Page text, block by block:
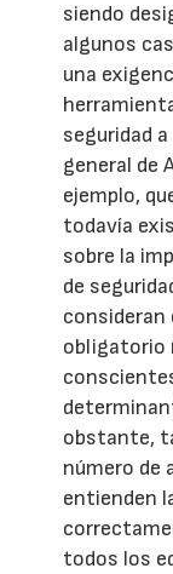
siendo
algunos
una
seguridad
general de
ejemplo,
todavía
sobre la
de
obligatorio
obstante,
número de
entienden
todos los